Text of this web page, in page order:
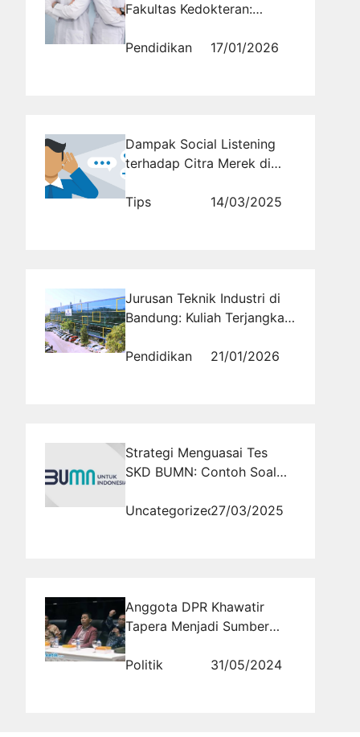
Fakultas Kedokteran:
Menguasai Materi Seleksi
Pendidikan 17/01/2026
Dampak Social Listening
terhadap Citra Merek di
Tips
14/03/2025
Jurusan Teknik Industri di
Bandung: Kuliah Terjangkau
dan Pengalaman Industri
Pendidikan 21/01/2026
Strategi Menguasai Tes
SKD BUMN: Contoh Soal
Uncategorized27/03/2025
Anggota DPR Khawatir
Tapera Menjadi Sumber
Politik
31/05/2024